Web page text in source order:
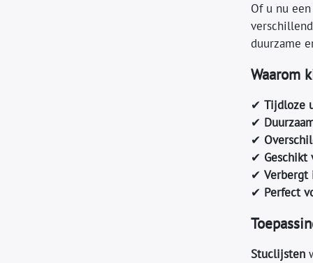
Of u nu
duurzame
Waarom
✔ Tijdloze
✔
✔
✔ Geschikt
✔ Verbergt
✔ Perfect
Stuclijsten